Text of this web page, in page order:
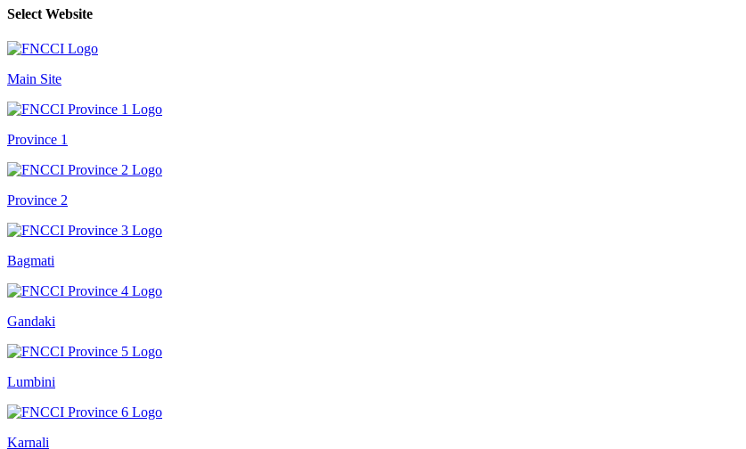
Select Website
Main Site
Province 1
Province 2
Bagmati
Gandaki
Lumbini
Karnali